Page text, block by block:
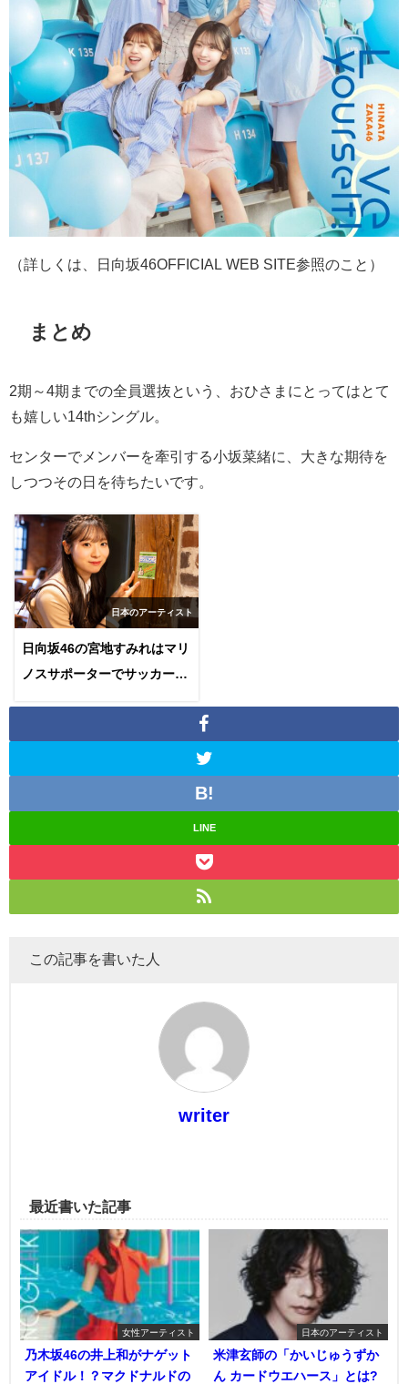
（詳しくは、日向坂46OFFICIAL WEB SITE参照のこと）
まとめ
2期～4期までの全員選抜という、おひさまにとってはとて
も嬉しい14thシングル。
センターでメンバーを牽引する小坂菜緒に、大きな期待を
しつつその日を待ちたいです。
日本のアーティスト
日向坂46の宮地すみれはマリ
ノスサポーターでサッカー4
LINE
この記事を書いた人
writer
最近書いた記事
女性アーティスト
乃木坂46の井上和がナゲット
アイドル！？マクドナルドの
日本のアーティスト
米津玄師の「かいじゅうずか
ん カードウエハース」とは?